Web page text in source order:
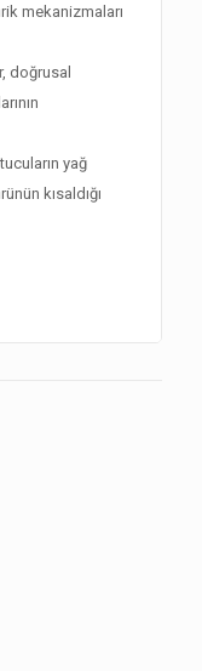
mekanizmaları
doğrusal
yağ
kısaldığı